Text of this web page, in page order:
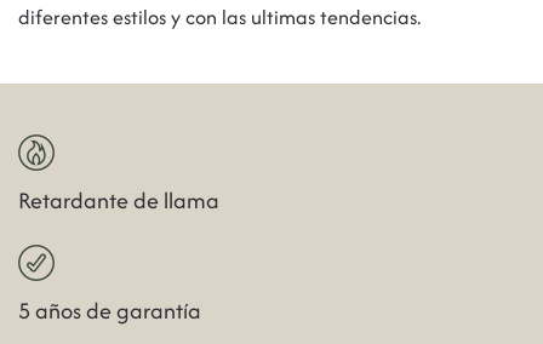
diferentes estilos y con las ultimas tendencias.
Retardante de llama
5 años de garantía